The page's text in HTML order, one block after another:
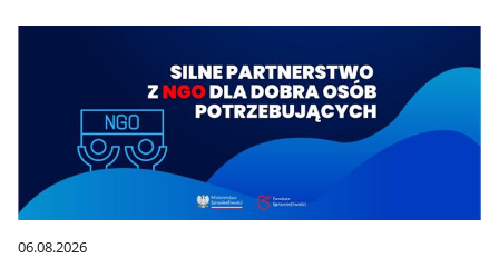
06.08.2026